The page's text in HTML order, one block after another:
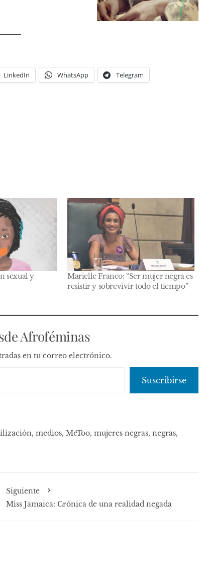
LinkedIn WhatsApp Telegram
sexual y
Marielle Franco: “Ser mujer negra es
resistir y sobrevivir todo el tiempo”
Afroféminas
en tu correo electrónico.
Suscribirse
, medios, MeToo, mujeres negras, negras,
Siguiente
Miss Jamaica: Crónica de una realidad negada